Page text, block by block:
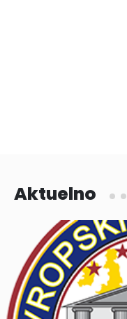
Aktuelno